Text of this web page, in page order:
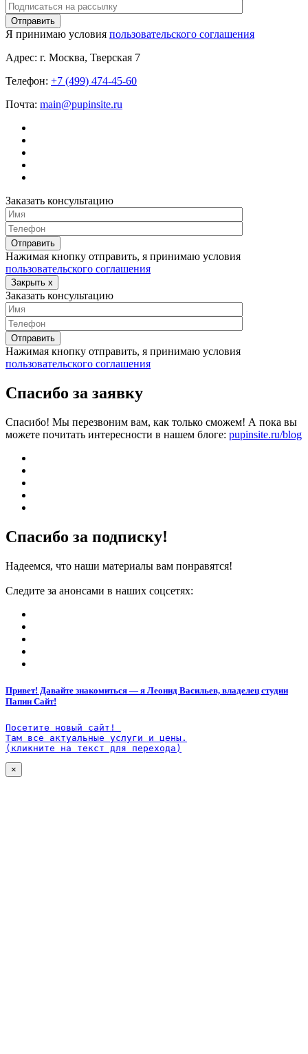
Я принимаю условия пользовательского соглашения
Адрес: г. Москва, Тверская 7
Телефон: +7 (499) 474-45-60
Почта: main@pupinsite.ru
Заказать консультацию
Нажимая кнопку отправить, я принимаю условия
пользовательского соглашения
Закрыть x
Заказать консультацию
Нажимая кнопку отправить, я принимаю условия
пользовательского соглашения
Спасибо за заявку
Спасибо! Мы перезвоним вам, как только сможем! А пока вы
можете почитать интересности в нашем блоге: pupinsite.ru/blog
Спасибо за подписку!
Надеемся, что наши материалы вам понравятся!
Следите за анонсами в наших соцсетях:
Привет! Давайте знакомиться — я Леонид Васильев, владелец студии
Папин Сайт!
Посетите новый сайт!
Там все актуальные услуги и цены.
(кликните на текст для перехода)
×